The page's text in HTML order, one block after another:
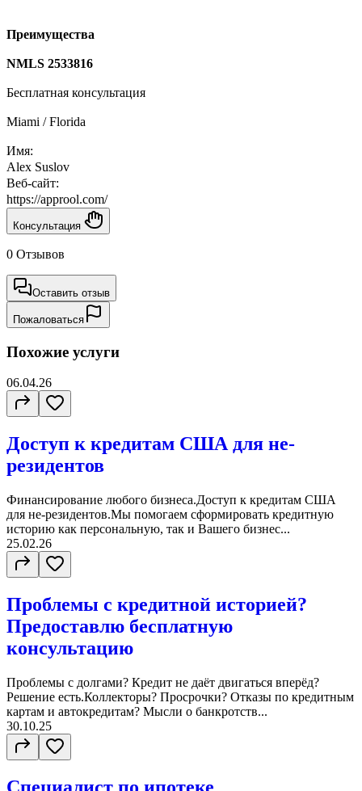
Преимущества
NMLS 2533816
Бесплатная консультация
Miami / Florida
Имя:
Alex Suslov
Веб-сайт:
https://approol.com/
Консультация
0 Отзывов
Оставить отзыв
Пожаловаться
Похожие услуги
06.04.26
Доступ к кредитам США для не-
резидентов
Финансирование любого бизнеса.Доступ к кредитам США
для не-резидентов.Мы помогаем сформировать кредитную
историю как персональную, так и Вашего бизнес...
25.02.26
Проблемы с кредитной историей?
Предоставлю бесплатную
консультацию
Проблемы с долгами? Кредит не даёт двигаться вперёд?
Решение есть.Коллекторы? Просрочки? Отказы по кредитным
картам и автокредитам? Мысли о банкротств...
30.10.25